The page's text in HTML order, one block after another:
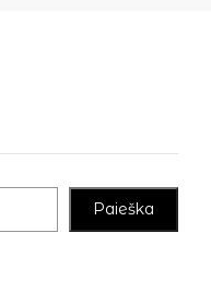
Paieška